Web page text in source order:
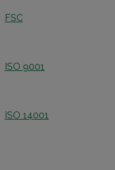
FSC
ISO 9001
ISO 14001